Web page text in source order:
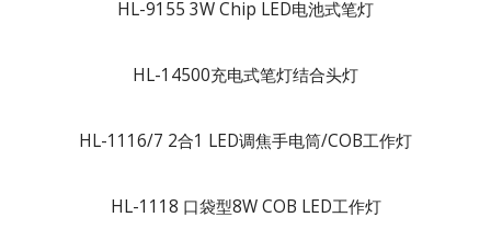
HL-9155 3W Chip LED电池式笔灯
HL-14500充电式笔灯结合头灯
HL-1116/7 2合1 LED调焦手电筒/COB工作灯
HL-1118 口袋型8W COB LED工作灯